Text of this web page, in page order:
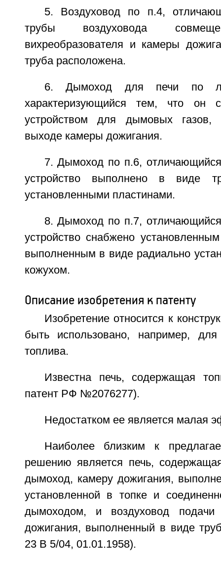
5. Воздуховод по п.4,
трубы воздуховода
вихреобразователя и камеры
труба расположена.
6. Дымоход для печи по
характеризующийся тем, что он
устройством для дымовых газов,
выходе камеры дожигания.
7. Дымоход по п.6,
устройство выполнено в виде
установленными пластинами.
8. Дымоход по п.7,
устройство снабжено
выполненным в виде радиально
кожухом.
Описание изобретения к патенту
Изобретение относится к
быть использовано, например, для
топлива.
Известна печь, содержащая
патент РФ №2076277).
Недостатком ее является малая
Наиболее близким к
решению является печь,
дымоход, камеру дожигания,
установленной в топке и
дымоходом, и воздуховод
дожигания, выполненный в виде
23 В 5/04, 01.01.1958).